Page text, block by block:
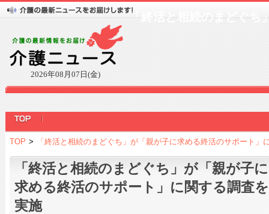
2026年08月07日(金)
「終活と相続のまどぐち
TOP > 「終活と相続のまどぐち」が「親が子に求める終活のサポート」
「終活と相続のまどぐち」が「親が子に
求める終活のサポート」に関する調査を
実施